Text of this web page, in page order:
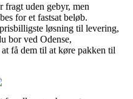
fragt uden gebyr, men
for et fastsat beløb.
løsning til levering,
bor ved Odense,
få dem til at køre pakken til